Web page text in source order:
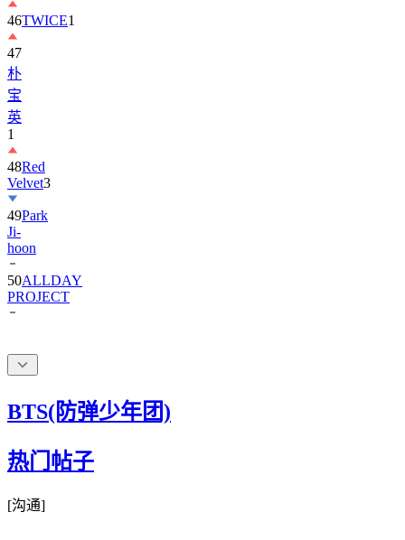
47
朴
宝
英
1
48
Velvet
49Park
Ji-
hoon
50ALLDAY
PROJECT
BTS(防弹少年团)
热门帖子
[沟通]